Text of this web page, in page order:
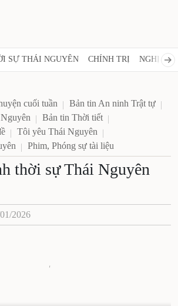
SỰ THÁI NGUYÊN CHÍNH TRỊ NGHỊ
cuối tuần
Bản tin An ninh Trật tự
Bản tin Thời tiết
Tôi yêu Thái Nguyên
Phim, Phóng sự tài liệu
thời sự Thái Nguyên
2026